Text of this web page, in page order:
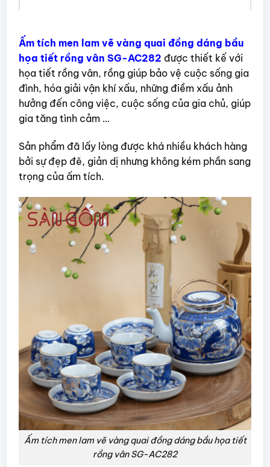
Ấm tích men lam vẽ vàng quai đồng dáng bầu
họa tiết rồng vân SG-AC282 được thiết kế với
họa tiết rồng vân, rồng giúp bảo vệ cuộc sống gia
đình, hóa giải vận khí xấu, những điềm xấu ảnh
hưởng đến công việc, cuộc sống của gia chủ, giúp
gia tăng tình cảm …
Sản phẩm đã lấy lòng được khá nhiều khách hàng
bởi sự đẹp đẽ, giản dị nhưng không kém phần sang
trọng của ấm tích.
Ấm tích men lam vẽ vàng quai đồng dáng bầu họa tiết
rồng vân SG-AC282